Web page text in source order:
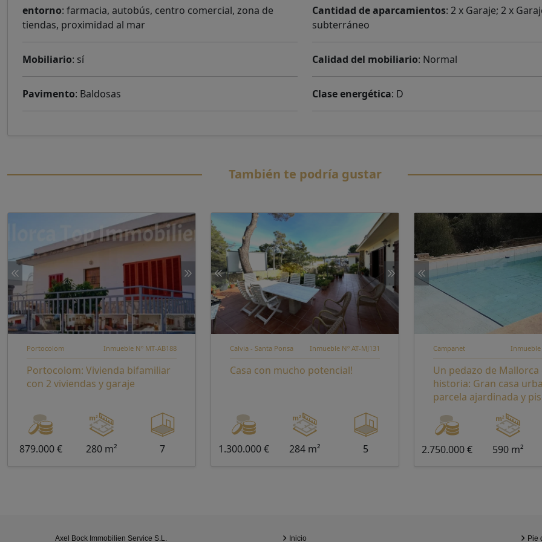
entorno: farmacia, autobús, centro comercial, zona de
tiendas, proximidad al mar
Cantidad de aparcamientos: 2 x Garaje; 2 x
subterráneo
Mobiliario: sí Calidad del mobiliario: Normal
Pavimento: Baldosas Clase energética: D
También te podría gustar
Portocolom Inmueble Nº MT-AB188
Portocolom: Vivienda bifamiliar
con 2 viviendas y garaje
879.000 € 280 m² 7
Calvia - Santa Ponsa Inmueble Nº AT-MJ131
Casa con mucho potencial!
1.300.000 € 284 m² 5
Campanet Inmueble
Un pedazo de Mallorca
historia: Gran casa
parcela ajardinada y
2.750.000 € 590 m²
Axel Bock Immobilien Service S.L. Inicio Pie